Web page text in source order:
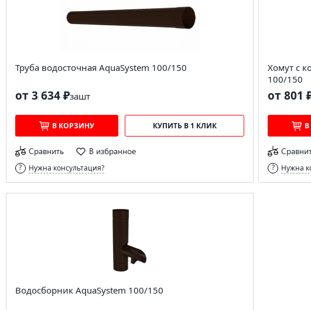
Труба водосточная AquaSystem 100/150
от 3 634 ₽зашт
В КОРЗИНУ КУПИТЬ В 1 КЛИК
Сравнить В избранное
Нужна консультация?
Хомут с
100/150
от 801
Нужна
Водосборник AquaSystem 100/150